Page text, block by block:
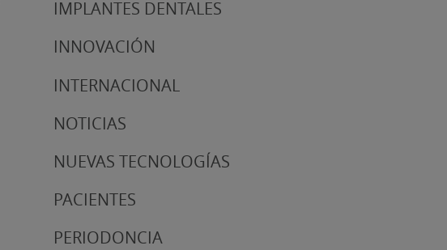
IMPLANTES DENTALES
INNOVACIÓN
INTERNACIONAL
NOTICIAS
NUEVAS TECNOLOGÍAS
PACIENTES
PERIODONCIA